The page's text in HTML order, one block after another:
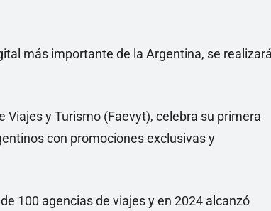
más importante de la Argentina, se
Viajes y Turismo (Faevyt), celebra su primera
con promociones exclusivas y
100 agencias de viajes y en 2024 alcanzó